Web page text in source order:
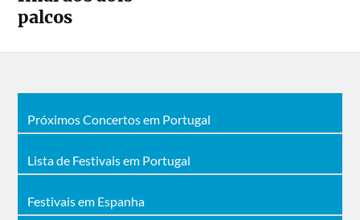
palcos
Próximos Concertos em Portugal
Lista de Festivais em Portugal
Festivais em Espanha